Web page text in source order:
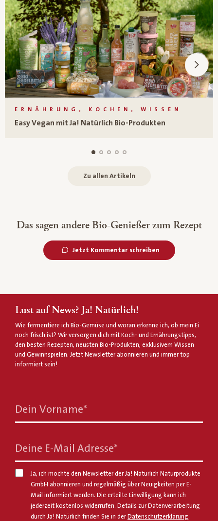
ERNÄHRUNG, KOCHEN, WISSEN
Easy Vegan mit Ja! Natürlich Bio-Produkten
Zu allen Artikeln
Das sagen andere Bio-Genießer zum Rezept
Jetzt Kommentar schreiben
Lust auf News? Ja! Natürlich!
Wie fermentiere ich Bio-Gemüse und woran erkenne ich, ob mein Ei
noch frisch ist? Wir versorgen dich mit Koch- und Ernährungstipps,
den besten Rezepten, neusten Bio-Produkten, exklusivem Wissen
und Gewinnspielen. Jetzt Newsletter abonnieren und immer top
informiert sein!
Dein Vorname*
Deine E-Mail Adresse*
Ja, ich möchte den Newsletter der Ja! Natürlich Naturprodukte
GmbH abonnieren und regelmäßig über Neuigkeiten per E-
Mail informiert werden. Die erteilte Einwilligung kann ich
jederzeit kostenlos widerrufen. Details zur Datenverarbeitung
durch Ja! Natürlich finden Sie in derDatenschutzerklärung.